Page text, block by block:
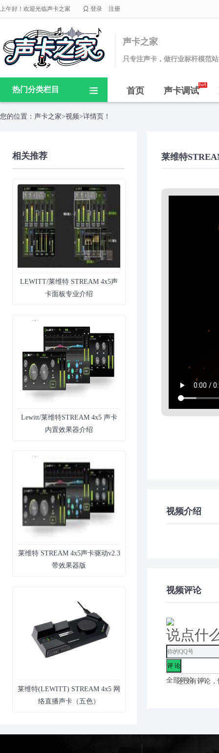
上午好！欢迎光临声卡之家  登录 注册
声卡之家
只专注声卡，做行业标杆模范站
热门分类栏目  首页 声卡调试
您的位置： 声卡之家>视频>详情页！
相关推荐
LEWITT/莱维特 STREAM 4x5声
卡面板专业介绍
Lewitt/莱维特STREAM 4x5 声卡
内置效果器介绍
莱维特 STREAM 4x5声卡驱动v2.3
带效果器版
莱维特(LEWITT) STREAM 4x5 网
络直播声卡（五色）
莱维特
视频介绍
视频评论
说点什
全部评论（0）
还没有评论